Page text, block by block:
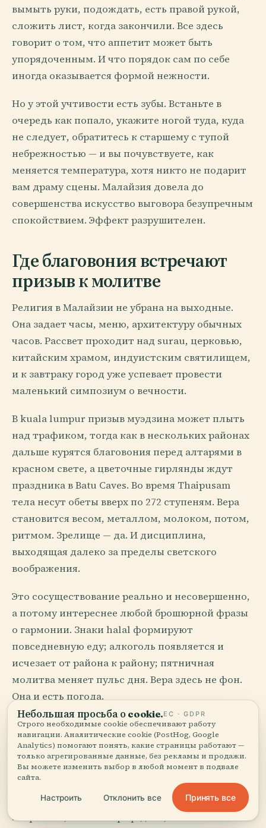
вымыть руки, подождать, есть правой рукой,
сложить лист, когда закончили. Все здесь
говорит о том, что аппетит может быть
упорядоченным. И что порядок сам по себе
иногда оказывается формой нежности.
Но у этой учтивости есть зубы. Встаньте в
очередь как попало, укажите ногой туда, куда
не следует, обратитесь к старшему с тупой
небрежностью — и вы почувствуете, как
меняется температура, хотя никто не подарит
вам драму сцены. Малайзия довела до
совершенства искусство выговора безупречным
спокойствием. Эффект разрушителен.
Где благовония встречают
призыв к молитве
Религия в Малайзии не убрана на выходные.
Она задает часы, меню, архитектуру обычных
часов. Рассвет проходит над surau, церковью,
китайским храмом, индуистским святилищем,
и к завтраку город уже успевает провести
маленький симпозиум о вечности.
В kuala lumpur призыв муэдзина может плыть
над трафиком, тогда как в нескольких районах
дальше курятся благовония перед алтарями в
красном свете, а цветочные гирлянды ждут
праздника в Batu Caves. Во время Thaipusam
тела несут обеты вверх по 272 ступеням. Вера
становится весом, металлом, молоком, потом,
ритмом. Зрелище — да. И дисциплина,
выходящая далеко за пределы светского
воображения.
Это сосуществование реально и несовершенно,
а потому интереснее любой брошюрной фразы
о гармонии. Знаки halal формируют
повседневную еду; алкоголь появляется и
исчезает от района к району; пятничная
молитва меняет пульс дня. Вера здесь не фон.
Она и есть погода.
Олово, молитва и бетонная
амбиция
Малайзия строит так, будто отказывается жить
в одном веке за раз. Купол мечети, коридор
shophouse, кинотеатр ар-деко, колониальный
Небольшая просьба о cookie.ЕС · GDPR
Строго необходимые cookie обеспечивают работу
навигации. Аналитические cookie (PostHog, Google
Analytics) помогают понять, какие страницы работают —
только агрегированные данные, без рекламы и продажи.
Вы можете изменить выбор в любой момент в подвале
сайта.
Настроить Отклонить все Принять все